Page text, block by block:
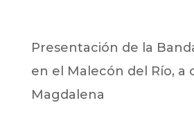
Presentación de la
en el Malecón del Río, a
Magdalena